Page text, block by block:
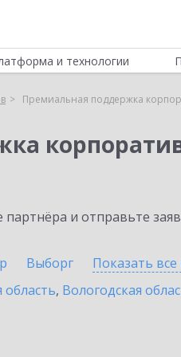
и технологии
Премиальная поддержка
и отправьте
Выборг Показать
, Вологодская